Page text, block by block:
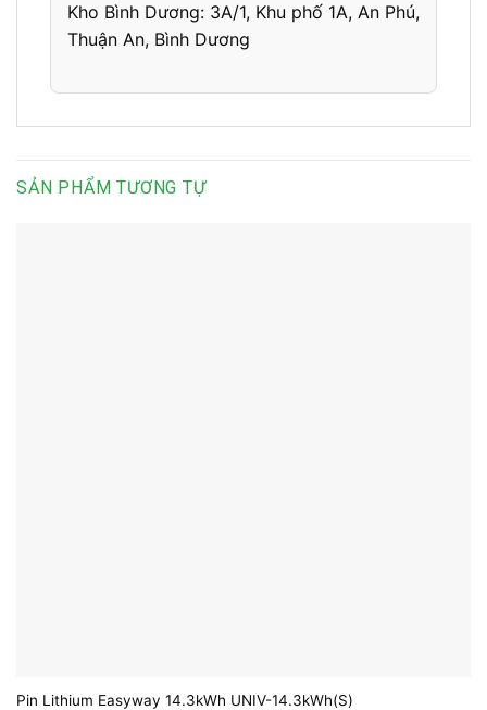
Kho Bình Dương: 3A/1, Khu phố 1A, An Phú,
Thuận An, Bình Dương
SẢN PHẨM TƯƠNG TỰ
Pin Lithium Easyway 14.3kWh UNIV-14.3kWh(S)